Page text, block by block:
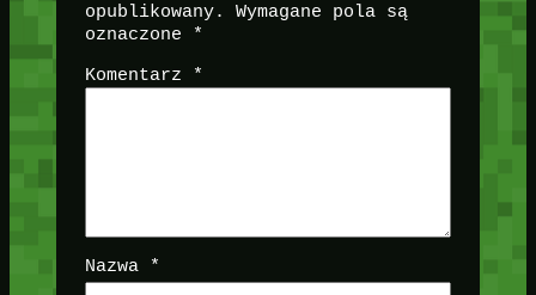
opublikowany.
Wymagane pola są
oznaczone
*
Komentarz *
Nazwa *